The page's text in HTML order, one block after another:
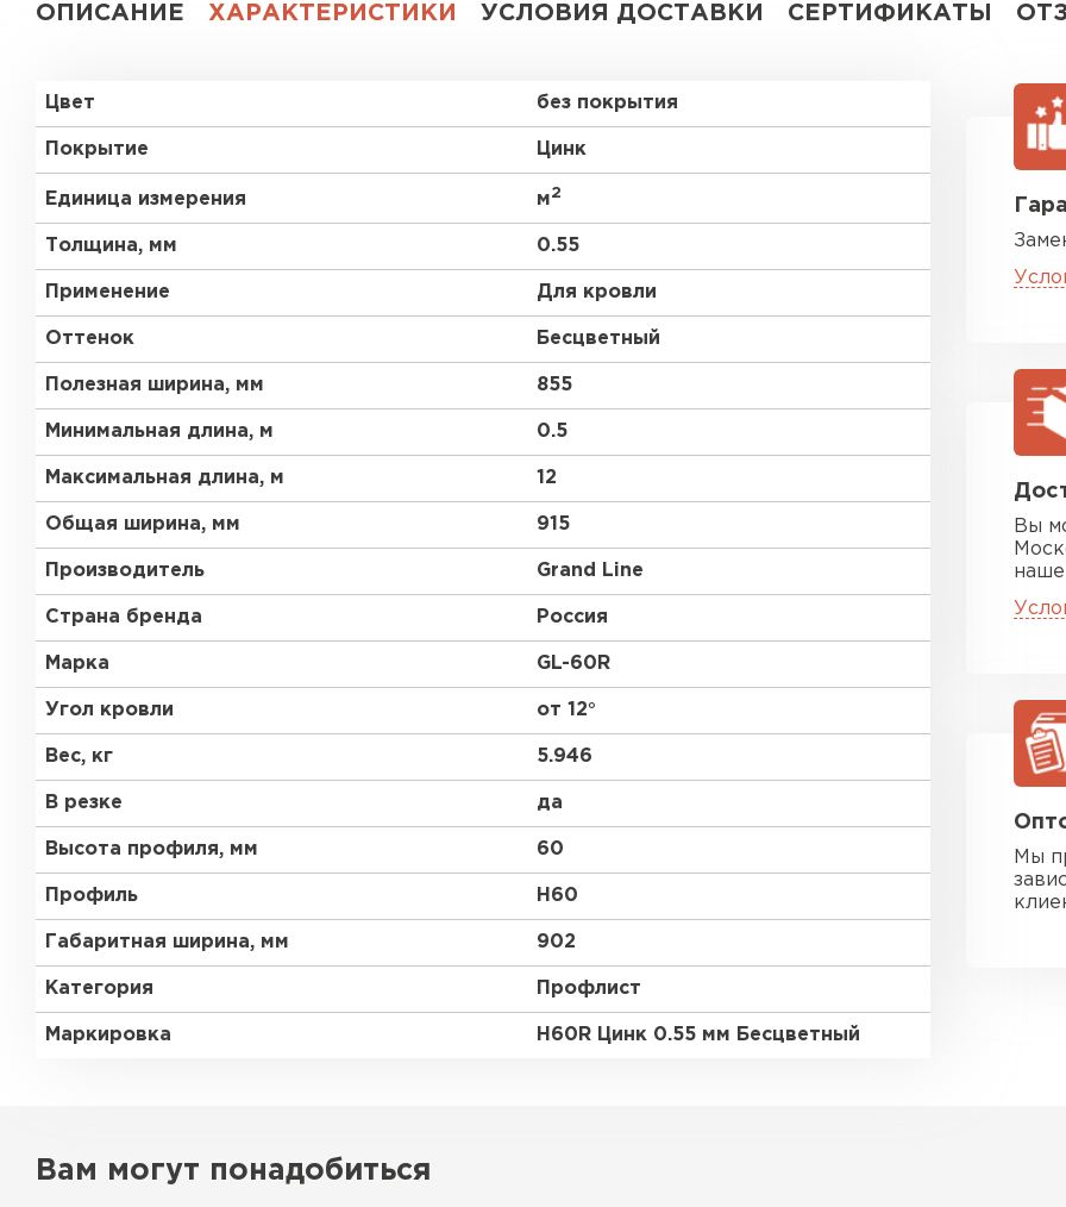
ОПИСАНИЕ ХАРАКТЕРИСТИКИ УСЛОВИЯ ДОСТАВКИ СЕРТИФИКАТЫ
Цвет без покрытия
Покрытие Цинк
Единица измерения м2
Толщина, мм 0.55
Применение Для кровли
Оттенок Бесцветный
Полезная ширина, мм 855
Минимальная длина, м 0.5
Максимальная длина, м 12
Общая ширина, мм 915
Производитель Grand Line
Страна бренда Россия
Марка GL-60R
Угол кровли от 12°
Вес, кг 5.946
В резке да
Высота профиля, мм 60
Профиль H60
Габаритная ширина, мм 902
Категория Профлист
Маркировка H60R Цинк 0.55 мм Бесцветный
Вы
Мы
Вам могут понадобиться
ПЕРЕЙТИ
Цементно-